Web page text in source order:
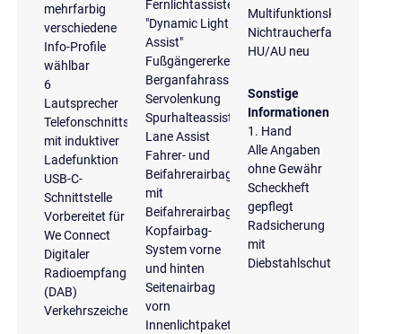
mehrfarbig
verschiedene
Info-Profile
wählbar
6
Lautsprecher
Telefonschnittstelle
mit induktiver
Ladefunktion
USB-C-
Schnittstelle
Vorbereitet für
We Connect
Digitaler
Radioempfang
(DAB)
Verkehrszeichenerkennung
Fernlichtassistent
"Dynamic Light
Assist"
Fußgängererkennung
Berganfahrassistent
Servolenkung
Spurhalteassistent
Lane Assist
Fahrer- und
Beifahrerairbag
mit
Beifahrerairbagdeaktivierung
Kopfairbag-
System vorne
und hinten
Seitenairbag
vorn
Innenlichtpaket
Multifunktionskamera
Nichtraucherfahrzeug
HU/AU neu
Sonstige
Informationen
1. Hand
Alle Angaben
ohne Gewähr
Scheckheft
gepflegt
Radsicherung
mit
Diebstahlschutz